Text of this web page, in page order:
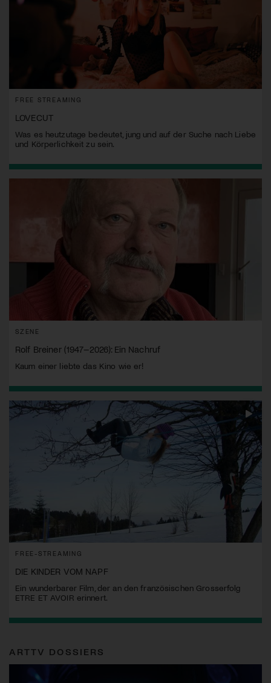
FREE STREAMING
LOVECUT
Was es heutzutage bedeutet, jung und auf der Suche nach Liebe
und Körperlichkeit zu sein.
SZENE
Rolf Breiner (1947–2026): Ein Nachruf
Kaum einer liebte das Kino wie er!
FREE-STREAMING
DIE KINDER VOM NAPF
Ein wunderbarer Film, der an den französischen Grosserfolg
ETRE ET AVOIR erinnert.
ARTTV DOSSIERS